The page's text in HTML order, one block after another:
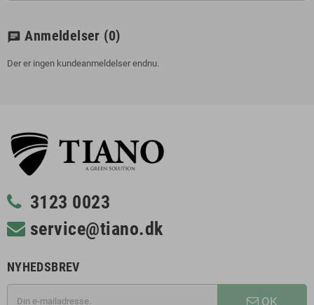
chat Anmeldelser (0)
Der er ingen kundeanmeldelser endnu.
3123 0023
service@tiano.dk
NYHEDSBREV
OK